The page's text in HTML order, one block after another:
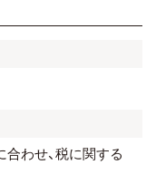
合わせ、税に関する